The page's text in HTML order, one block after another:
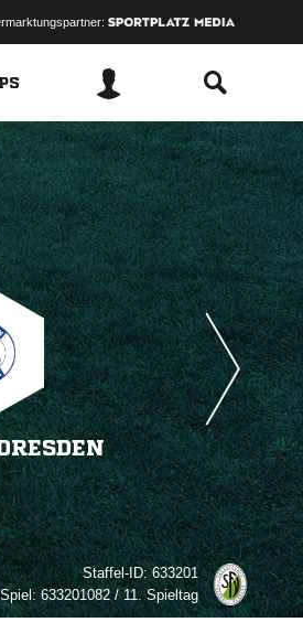
Staffel-ID:633201
Spiel:633201082 / 11. Spieltag